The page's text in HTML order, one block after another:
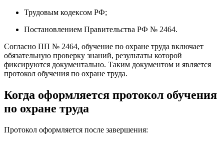
Трудовым кодексом РФ;
Постановлением Правительства РФ № 2464.
Согласно ПП № 2464, обучение по охране труда включает
обязательную проверку знаний, результаты которой
фиксируются документально. Таким документом и является
протокол обучения по охране труда.
Когда оформляется протокол обучения
по охране труда
Протокол оформляется после завершения: